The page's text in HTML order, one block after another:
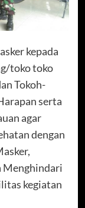
kepada
toko toko
Tokoh-
serta
agar
dengan
Menghindari
kegiatan